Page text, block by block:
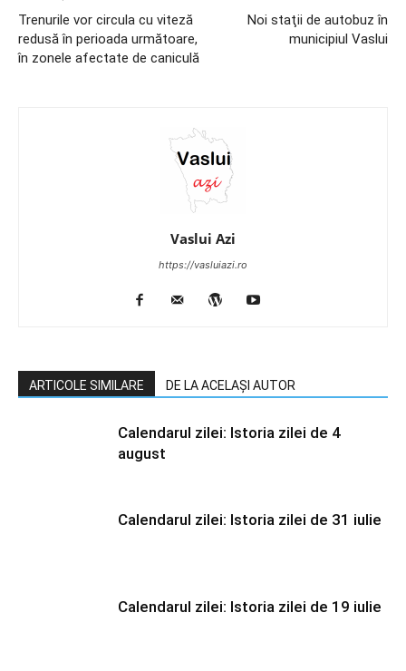
Trenurile vor circula cu viteză
redusă în perioada următoare,
în zonele afectate de caniculă
Noi staţii de autobuz în
municipiul Vaslui
Vaslui Azi
https://vasluiazi.ro
ARTICOLE SIMILARE DE LA ACELAȘI AUTOR
Calendarul zilei: Istoria zilei de 4
august
Calendarul zilei: Istoria zilei de 31 iulie
Calendarul zilei: Istoria zilei de 19 iulie